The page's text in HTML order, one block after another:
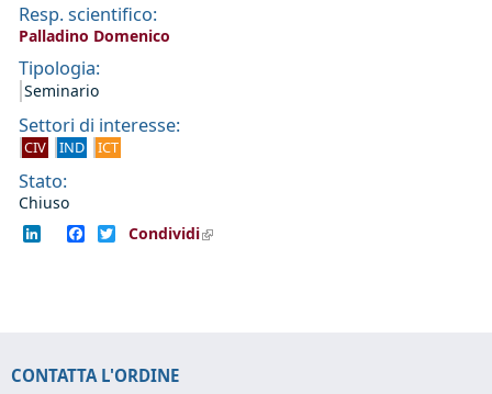
Resp. scientifico:
Palladino Domenico
Tipologia:
Seminario
Settori di interesse:
CIV IND ICT
Stato:
Chiuso
LinkedInFacebook
Twitter
Condividi(link is external)
CONTATTA L'ORDINE